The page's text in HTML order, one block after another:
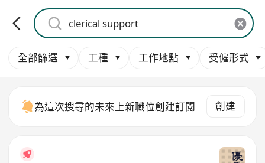
全部篩選 工種 工作地點 受僱形式
為這次搜尋的未來上新職位創建訂閱 創建